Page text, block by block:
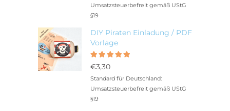
Umsatzsteuerbefreit gemäß UStG
§19
DIY Piraten Einladung / PDF
Vorlage
mit5.00
€3,30
Standard für Deutschland:
Umsatzsteuerbefreit gemäß UStG
§19